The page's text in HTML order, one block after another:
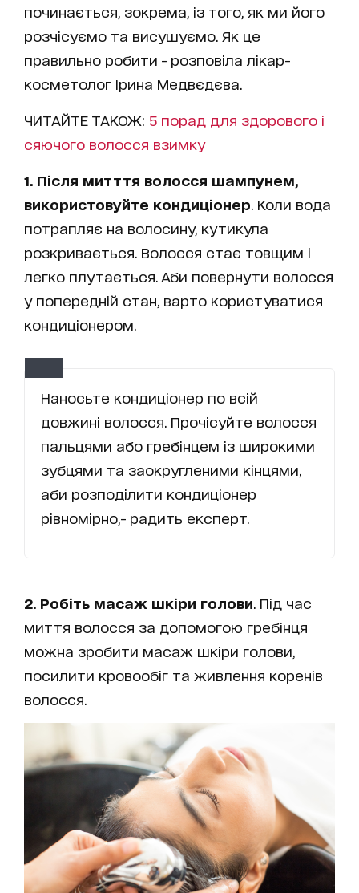
починається, зокрема, із того, як ми його
розчісуємо та висушуємо. Як це
правильно робити - розповіла лікар-
косметолог Ірина Медвєдєва.
ЧИТАЙТЕ ТАКОЖ: 5 порад для здорового і
сяючого волосся взимку
1. Після митття волосся шампунем,
використовуйте кондиціонер . Коли вода
потрапляє на волосину, кутикула
розкривається. Волосся стає товщим і
легко плутається. Аби повернути волосся
у попередній стан, варто користуватися
кондиціонером.
Наносьте кондиціонер по всій
довжині волосся. Прочісуйте волосся
пальцями або гребінцем із широкими
зубцями та заокругленими кінцями,
аби розподілити кондиціонер
рівномірно,- радить експерт.
2. Робіть масаж шкіри голови . Під час
миття волосся за допомогою гребінця
можна зробити масаж шкіри голови,
посилити кровообіг та живлення коренів
волосся.